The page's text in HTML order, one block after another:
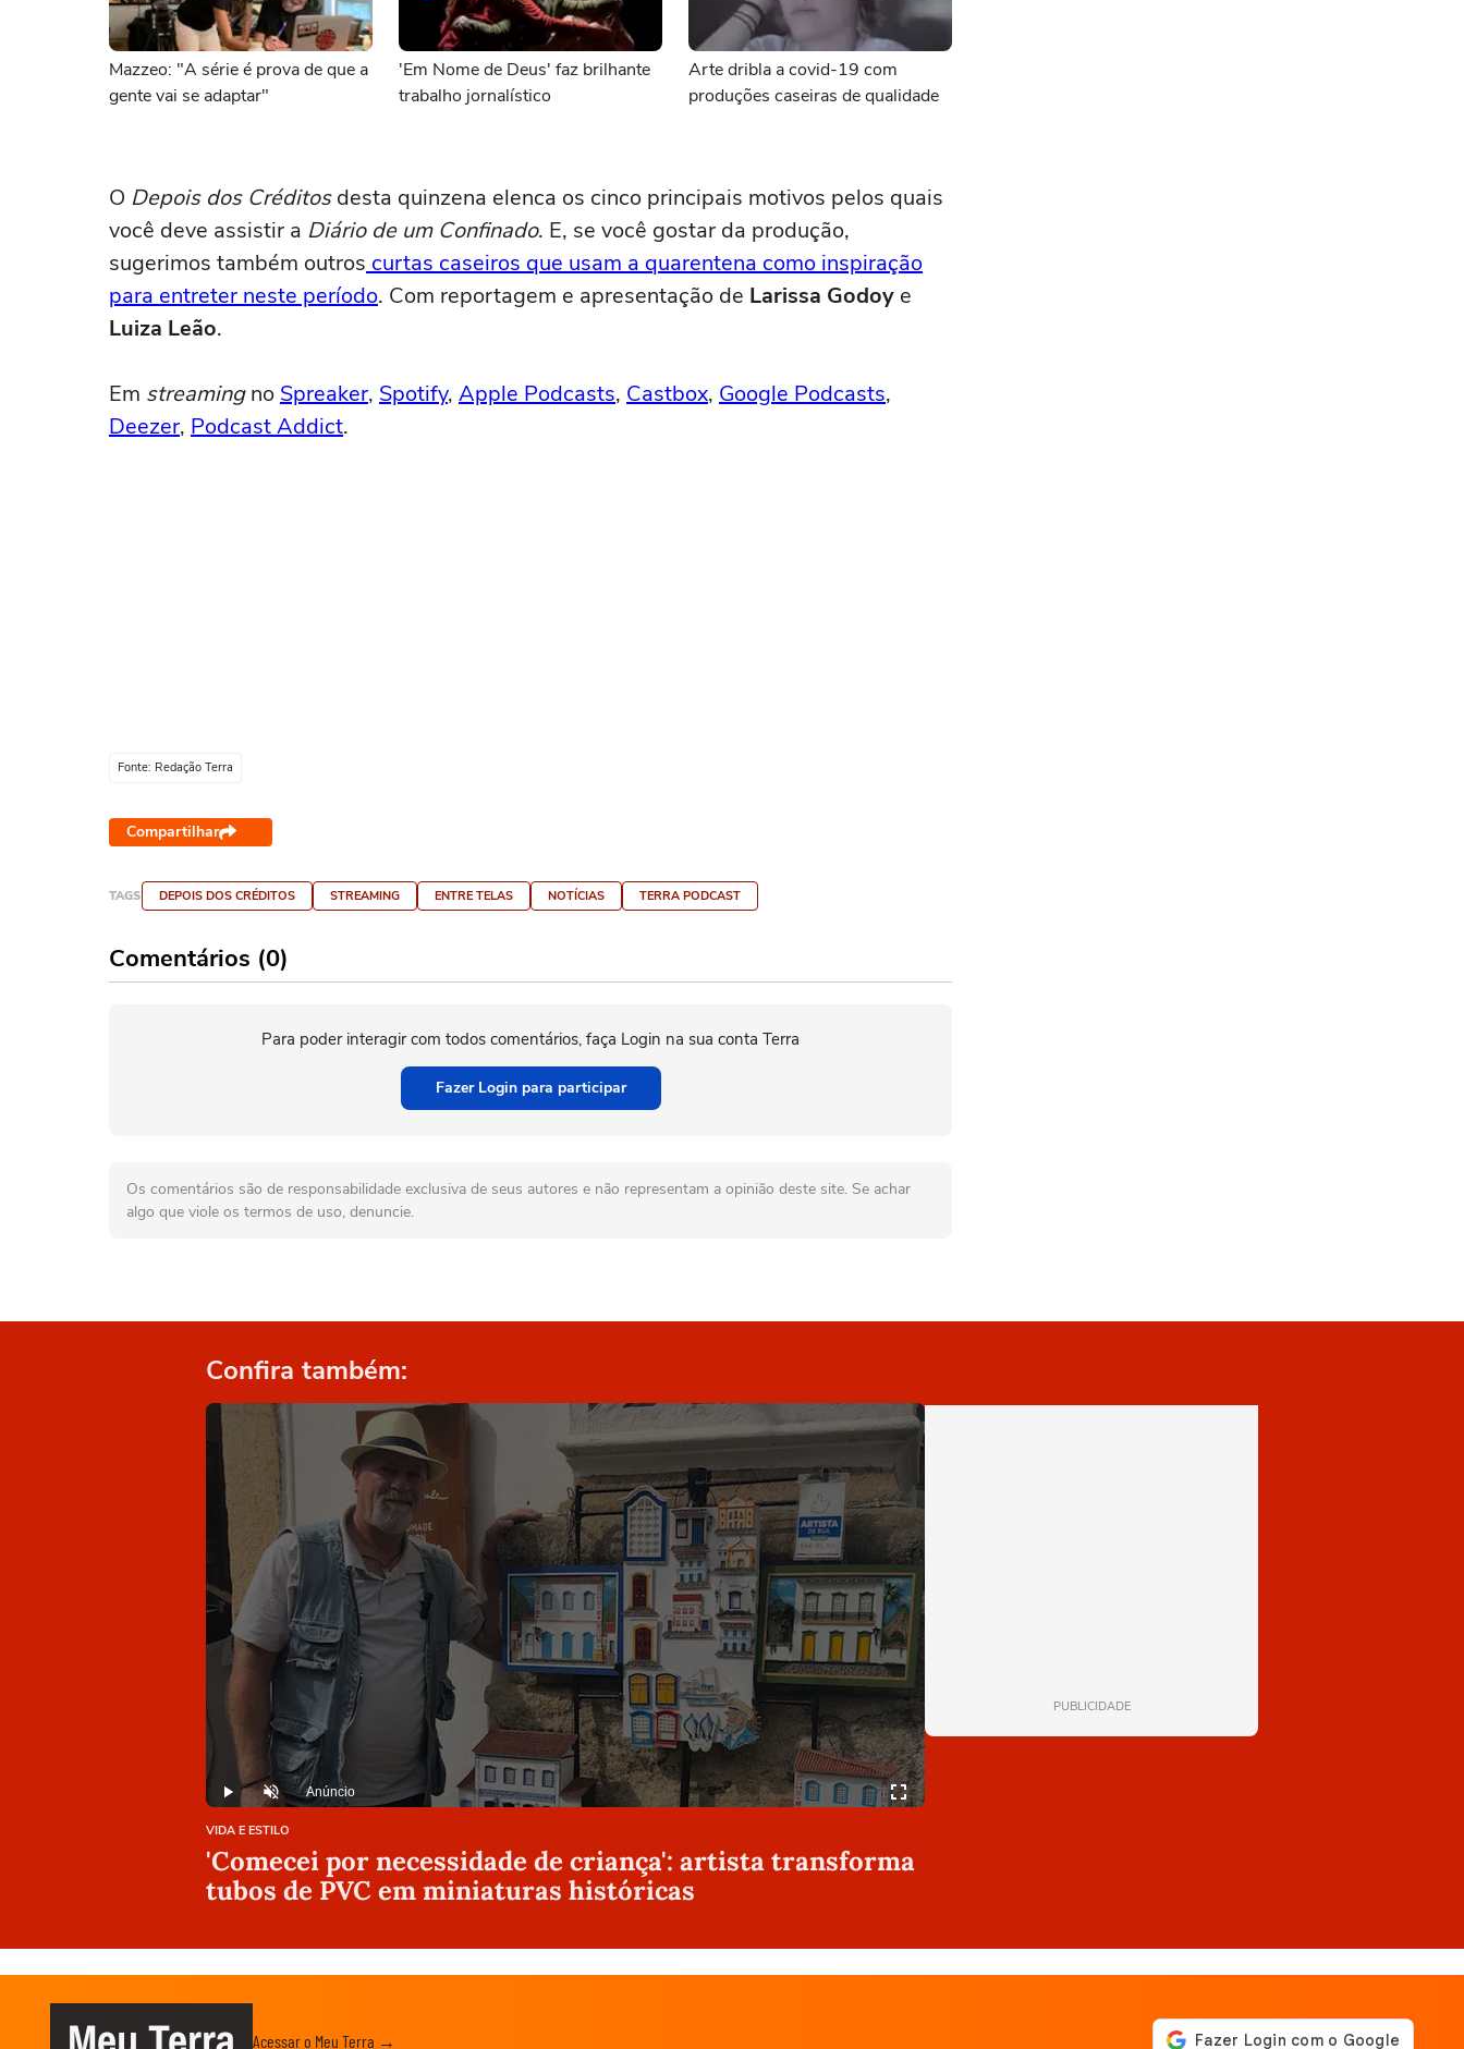
Mazzeo: "A série é prova de que a
gente vai se adaptar"
'Em Nome de Deus' faz brilhante
trabalho jornalístico
Arte dribla a covid-19 com
produções caseiras de qualidade
O Depois dos Créditosdesta quinzena elenca os cinco principais motivos pelos quais
você deve assistir a Diário de um Confinado. E, se você gostar da produção,
sugerimos também outros curtas caseiros que usam a quarentena como inspiração
para entreter neste período. Com reportagem e apresentação de Larissa Godoy e
Luiza Leão.
Em streamingno Spreaker, Spotify, Apple Podcasts, Castbox, Google Podcasts,
Deezer, Podcast Addict.
Fonte: Redação Terra
Compartilhar
TAGS DEPOIS DOS CRÉDITOS STREAMING ENTRE TELAS NOTÍCIAS TERRA PODCAST
Comentários (0)
Para poder interagir com todos comentários, faça Login na sua conta Terra
Fazer Login para participar
Os comentários são de responsabilidade exclusiva de seus autores e não representam a opinião deste site. Se achar
algo que viole os termos de uso, denuncie.
Confira também:
Play DesmutarAnúncio
VIDA E ESTILO
'Comecei por necessidade de criança': artista transforma
tubos de PVC em miniaturas históricas
PUBLICIDADE
Acessar o Meu Terra →